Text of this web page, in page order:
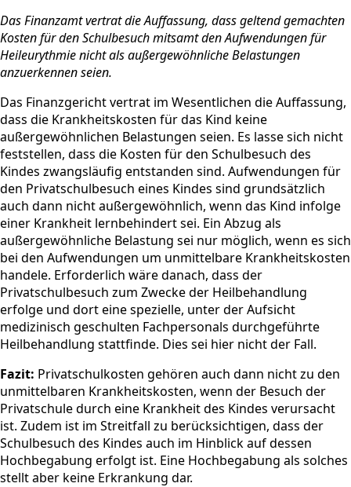
Das Finanzamt vertrat die Auffassung, dass geltend gemachten
Kosten für den Schulbesuch mitsamt den Aufwendungen für
Heileurythmie nicht als außergewöhnliche Belastungen
anzuerkennen seien.
Das Finanzgericht vertrat im Wesentlichen die Auffassung,
dass die Krankheitskosten für das Kind keine
außergewöhnlichen Belastungen seien. Es lasse sich nicht
feststellen, dass die Kosten für den Schulbesuch des
Kindes zwangsläufig entstanden sind. Aufwendungen für
den Privatschulbesuch eines Kindes sind grundsätzlich
auch dann nicht außergewöhnlich, wenn das Kind infolge
einer Krankheit lernbehindert sei. Ein Abzug als
außergewöhnliche Belastung sei nur möglich, wenn es sich
bei den Aufwendungen um unmittelbare Krankheitskosten
handele. Erforderlich wäre danach, dass der
Privatschulbesuch zum Zwecke der Heilbehandlung
erfolge und dort eine spezielle, unter der Aufsicht
medizinisch geschulten Fachpersonals durchgeführte
Heilbehandlung stattfinde. Dies sei hier nicht der Fall.
Fazit: Privatschulkosten gehören auch dann nicht zu den
unmittelbaren Krankheitskosten, wenn der Besuch der
Privatschule durch eine Krankheit des Kindes verursacht
ist. Zudem ist im Streitfall zu berücksichtigen, dass der
Schulbesuch des Kindes auch im Hinblick auf dessen
Hochbegabung erfolgt ist. Eine Hochbegabung als solches
stellt aber keine Erkrankung dar.